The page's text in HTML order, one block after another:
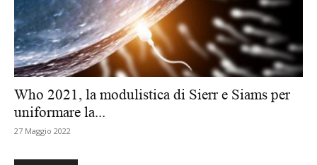
Who 2021, la modulistica di Sierr e Siams per
uniformare la...
27 Maggio 2022